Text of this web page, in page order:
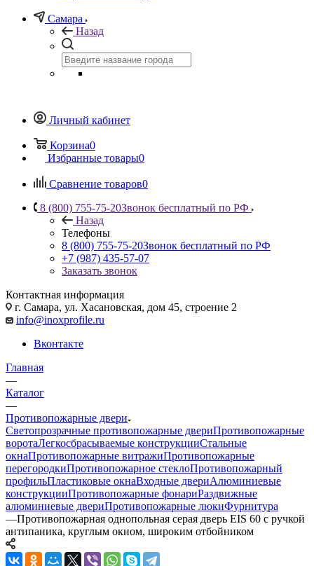
Самара
Назад
Личный кабинет
Корзина0
Избранные товары0
Сравнение товаров0
8 (800) 755-75-20Звонок бесплатный по РФ
Назад
Телефоны
8 (800) 755-75-20Звонок бесплатный по РФ
+7 (987) 435-57-07
Заказать звонок
Контактная информация
г. Самара, ул. Хасановская, дом 45, строение 2
info@inoxprofile.ru
Вконтакте
Главная
—
Каталог
—
Противопожарные двери
Светопрозрачные противопожарные двериПротивопожарные
воротаЛегкосбрасываемые конструкцииСтальные
окнаПротивопожарные витражиПротивопожарные
перегородкиПротивопожарное стеклоПротивопожарный
профильПластиковые окнаВходные двериАлюминиевые
конструкцииПротивопожарные фонариРаздвижные
алюминиевые двериПротивопожарные люкиФурнитура
—Противопожарная однопольная серая дверь EIS 60 с ручкой
антипаника, круглым окном, широким отбойником